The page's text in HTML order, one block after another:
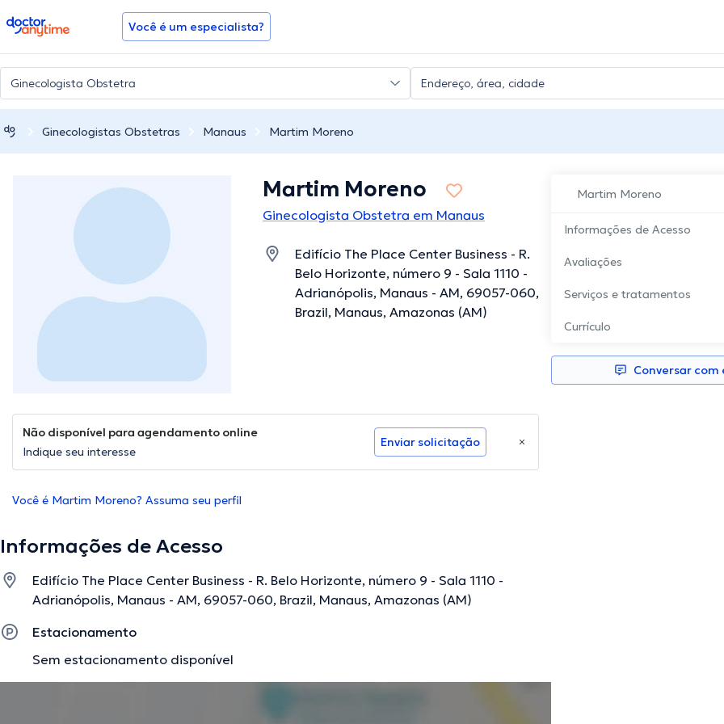
doctoranytime Você é um especialista?
Ginecologistas Obstetras Manaus Martim Moreno
Martim Moreno
Informações de Acesso
Avaliações
Serviços e tratamentos
Currículo
Conversar com
Martim Moreno
Ginecologista Obstetra em Manaus
Edifício The Place Center Business - R.
Belo Horizonte, número 9 - Sala 1110 -
Adrianópolis, Manaus - AM, 69057-060,
Brazil, Manaus, Amazonas (AM)
Não disponível para agendamento online
Indique seu interesse
Enviar solicitação
Você é Martim Moreno? Assuma seu perfil
Informações de Acesso
Edifício The Place Center Business - R. Belo Horizonte, número 9 - Sala 1110 -
Adrianópolis, Manaus - AM, 69057-060, Brazil, Manaus, Amazonas (AM)
Estacionamento
Sem estacionamento disponível